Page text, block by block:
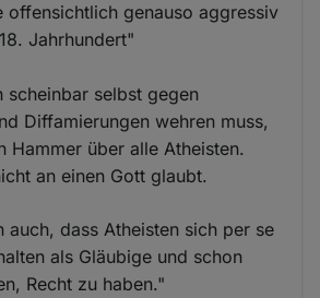
offensichtlich genauso aggressiv
Jahrhundert"
scheinbar selbst gegen
Diffamierungen wehren muss,
Hammer über alle Atheisten.
an einen Gott glaubt.
auch, dass Atheisten sich per se
als Gläubige und schon
Recht zu haben."